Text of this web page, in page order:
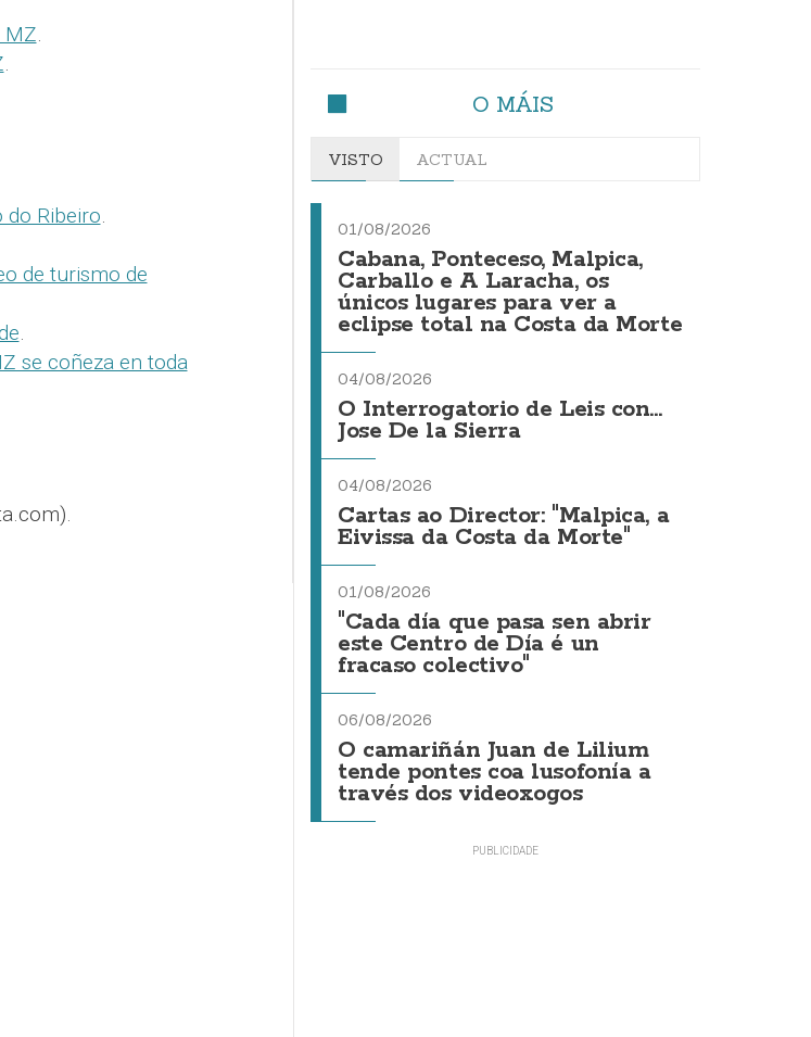
MZ.
.
do Ribeiro.
de turismo de
.
se coñeza en toda
O MÁIS
VISTO ACTUAL
01/08/2026
Cabana, Ponteceso, Malpica,
Carballo e A Laracha, os
únicos lugares para ver a
eclipse total na Costa da Morte
04/08/2026
O Interrogatorio de Leis con...
Jose De la Sierra
04/08/2026
Cartas ao Director: "Malpica, a
Eivissa da Costa da Morte"
01/08/2026
"Cada día que pasa sen abrir
este Centro de Día é un
fracaso colectivo"
06/08/2026
O camariñán Juan de Lilium
tende pontes coa lusofonía a
través dos videoxogos